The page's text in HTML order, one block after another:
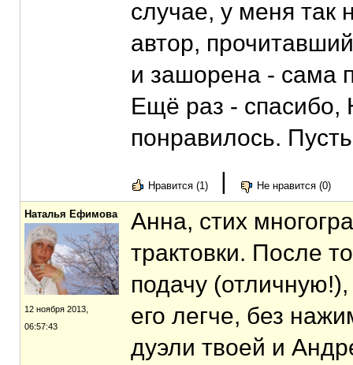
случае, у меня так
автор,
и зашорена - сама
Ещё раз -
понравилось.
Нравится (1) | Не нравится (0)
Наталья Ефимова
12 ноября 2013,
06:57:43
Анна, стих
трактовки. После
подачу
его легче, без
дуэли твоей и